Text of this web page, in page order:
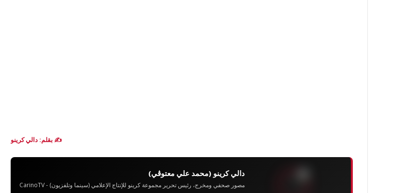
✍️ بقلم: دالي كرينو
دالي كرينو (محمد علي معتوڨي)
مصور صحفي ومخرج، رئيس تحرير مجموعة كرينو للإنتاج الإعلامي (سينما وتلفزيون) - CarinoTV